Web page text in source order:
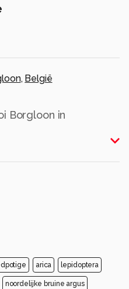
, België
Borgloon in
arica lepidoptera
noordelijke bruine argus